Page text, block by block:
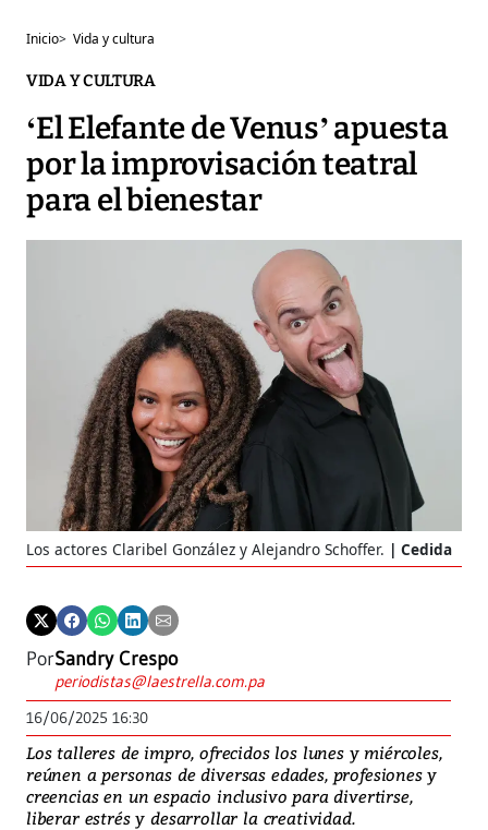
Inicio> Vida y cultura
VIDA Y CULTURA
‘El Elefante de Venus’ apuesta
por la improvisación teatral
para el bienestar
Los actores Claribel González y Alejandro Schoffer. Cedida
PorSandry Crespo
periodistas@laestrella.com.pa
16/06/2025 16:30
Los talleres de impro, ofrecidos los lunes y miércoles,
reúnen a personas de diversas edades, profesiones y
creencias en un espacio inclusivo para divertirse,
liberar estrés y desarrollar la creatividad.